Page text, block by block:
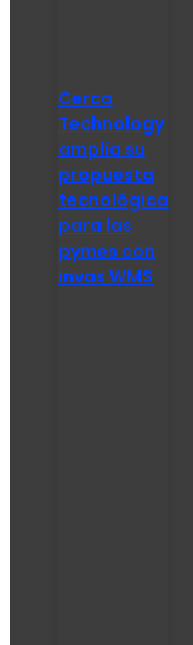
Cerca
Technology
amplía su
propuesta
tecnológica
para las
pymes con
invas WMS